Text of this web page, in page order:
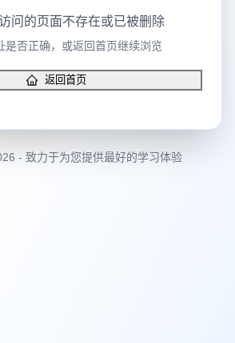
问的页面不存在或已被删除
是否正确，或返回首页继续浏览
返回首页
- 致力于为您提供最好的学习体验